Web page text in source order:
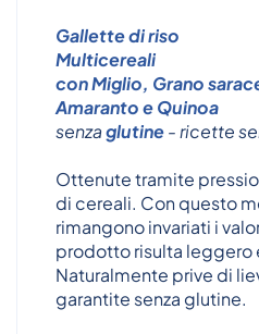
Gallette di riso
Multicereali
con Miglio, Grano
Amaranto e Quinoa
senzaglutine- ricette
Ottenute tramite
di cereali. Con questo
rimangono invariati i
prodotto risulta leggero
Naturalmente prive di
garantite senza glutine.